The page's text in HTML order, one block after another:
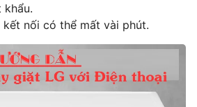
khẩu.
kết nối có thể mất vài phút.